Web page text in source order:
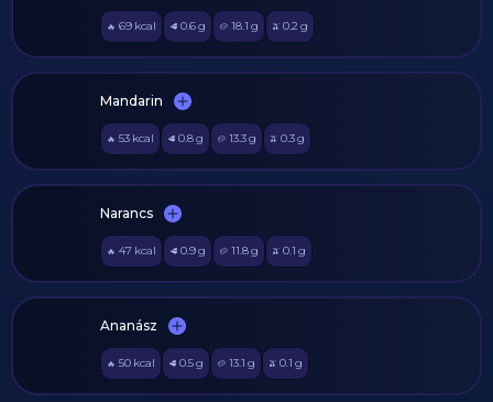
🔥 69 kcal 🥩 0.6g 🥔 18.1 g 🫒 0.2 g
Mandarin
🔥 53 kcal 🥩 0.8g 🥔 13.3g 🫒 0.3g
Narancs
🔥 47 kcal 🥩 0.9g 🥔 11.8g 🫒 0.1 g
Ananász
🔥 50 kcal 🥩 0.5g 🥔 13.1 g 🫒 0.1 g